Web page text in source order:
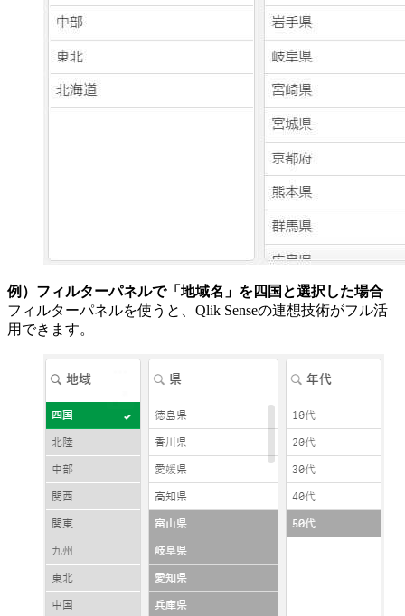
例） フィルターパネルで「地域名」を四国と選択した場合
フィルターパネルを使うと、Qlik Senseの連想技術がフル活
用できます。